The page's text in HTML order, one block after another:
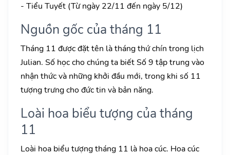
- Tiểu Tuyết (Từ ngày 22/11 đến ngày 5/12)
Nguồn gốc của tháng 11
Tháng 11 được đặt tên là tháng thứ chín trong lịch
Julian. Số học cho chúng ta biết Số 9 tập trung vào
nhận thức và những khởi đầu mới, trong khi số 11
tượng trưng cho đức tin và bản năng.
Loài hoa biểu tượng của tháng
11
Loài hoa biểu tượng tháng 11 là hoa cúc. Hoa cúc